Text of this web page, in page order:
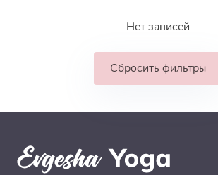
Нет записей
Сбросить фильтры